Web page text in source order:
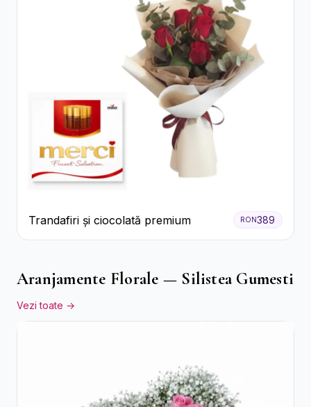
Trandafiri și ciocolată premium RON389
Aranjamente Florale — Silistea Gumesti
Vezi toate →